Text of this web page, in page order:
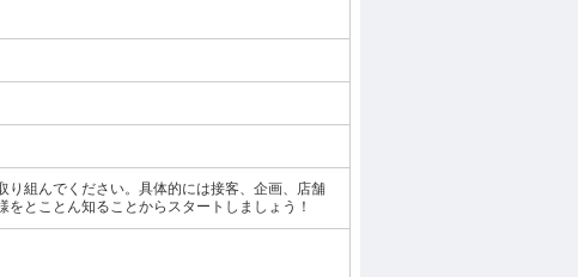
組んでください。具体的には接客、企画、店舗
とことん知ることからスタートしましょう！